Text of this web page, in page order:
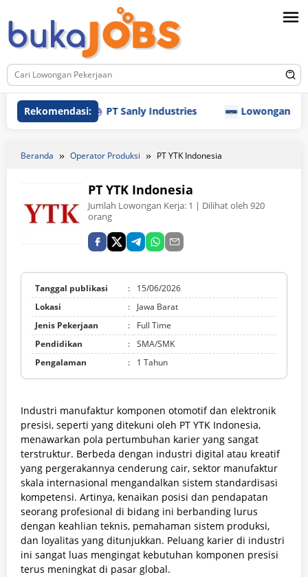
ke
konten
Rekomendasi:PT Sanly Industries Lowongan Kerja
Beranda Operator Produksi PT YTK Indonesia
PT YTK Indonesia
Jumlah Lowongan Kerja: 1 | Dilihat oleh 920
orang
Tanggal publikasi :
15/06/2026
Lokasi
:
Jawa Barat
Jenis Pekerjaan
:
Full Time
Pendidikan
: SMA/SMK
Pengalaman
: 1 Tahun
Industri manufaktur komponen otomotif dan elektronik
presisi, seperti yang ditekuni oleh PT YTK Indonesia,
menawarkan pola pertumbuhan karier yang sangat
terstruktur. Berbeda dengan industri digital atau kreatif
yang pergerakannya cenderung cair, sektor manufaktur
skala internasional mengandalkan sistem standardisasi
kompetensi. Artinya, kenaikan posisi dan pendapatan
seorang profesional di bidang ini berbanding lurus
dengan keahlian teknis, pemahaman sistem produksi,
dan loyalitas yang ditunjukkan. Peluang karier di industri
ini sangat luas mengingat kebutuhan komponen presisi
terus meningkat di pasar global.